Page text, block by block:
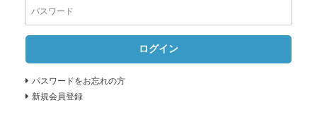
ログイン
パスワードをお忘れの方
新規会員登録